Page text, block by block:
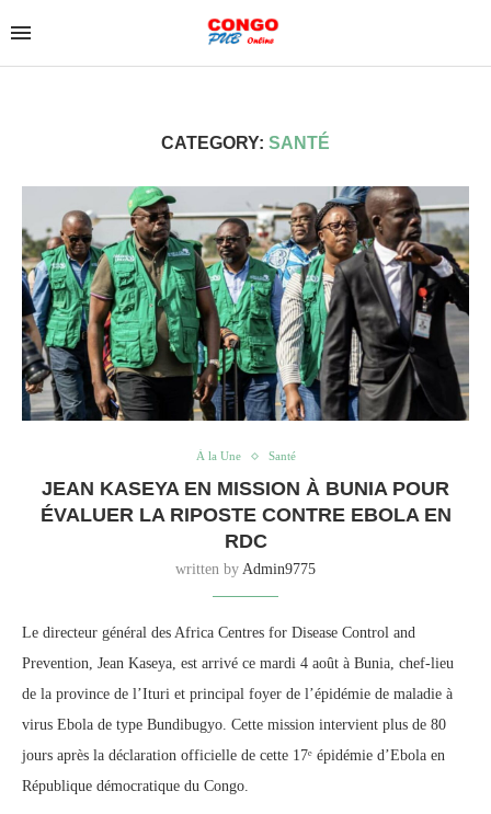
CATEGORY: SANTÉ
À la Une Santé
JEAN KASEYA EN MISSION À BUNIA POUR
ÉVALUER LA RIPOSTE CONTRE EBOLA EN
RDC
written by Admin9775
Le directeur général des Africa Centres for Disease Control and
Prevention, Jean Kaseya, est arrivé ce mardi 4 août à Bunia, chef-lieu
de la province de l’Ituri et principal foyer de l’épidémie de maladie à
virus Ebola de type Bundibugyo. Cette mission intervient plus de 80
jours après la déclaration officielle de cette 17ᵉ épidémie d’Ebola en
République démocratique du Congo.